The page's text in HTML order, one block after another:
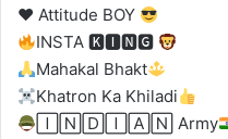
♥️ Attitude BOY
INSTA 🅺🅸🅽🅶
Mahakal Bhakt
Khatron Ka Khiladi
🄸🄽🄳🄸🄰🄽 Army